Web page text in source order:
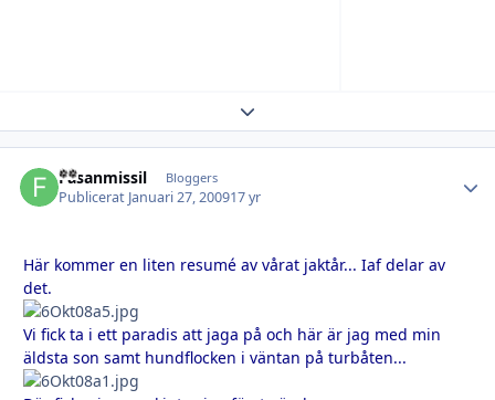
Expand topic overview
Fasanmissil Bloggers
Publicerat Januari 27, 200917 yr
Här kommer en liten resumé av vårat jaktår... Iaf delar av
det.
Vi fick ta i ett paradis att jaga på och här är jag med min
äldsta son samt hundflocken i väntan på turbåten...